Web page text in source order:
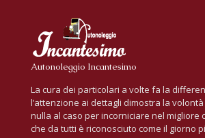
Autonoleggio Incantesimo
La cura dei particolari a volte fa la
l’attenzione ai dettagli dimostra la
nulla al caso per incorniciare nel migliore
che da tutti è riconosciuto come il giorno